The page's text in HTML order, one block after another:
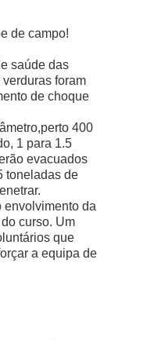
de campo!
saúde das
foram
de choque
400
1 para 1.5
evacuados
toneladas de
envolvimento da
curso. Um
que
a equipa de